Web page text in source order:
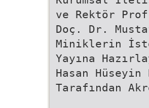
ve Rektör
Doç. Dr.
Miniklerin
Yayına
Hasan
Tarafından